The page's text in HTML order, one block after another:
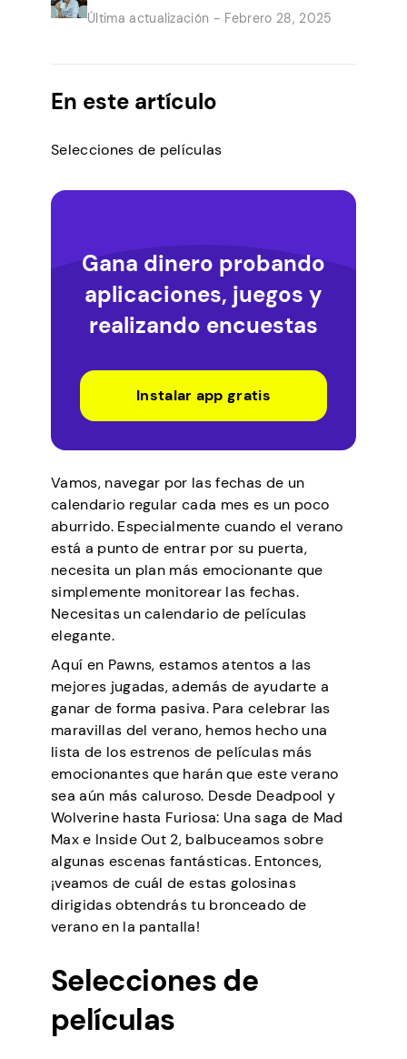
Última actualización - Febrero 28, 2025
En este artículo
Selecciones de películas
Gana dinero probando
aplicaciones, juegos y
realizando encuestas
Instalar app gratis
Vamos, navegar por las fechas de un
calendario regular cada mes es un poco
aburrido. Especialmente cuando el verano
está a punto de entrar por su puerta,
necesita un plan más emocionante que
simplemente monitorear las fechas.
Necesitas un calendario de películas
elegante.
Aquí en Pawns, estamos atentos a las
mejores jugadas, además de ayudarte a
ganar de forma pasiva. Para celebrar las
maravillas del verano, hemos hecho una
lista de los estrenos de películas más
emocionantes que harán que este verano
sea aún más caluroso. Desde Deadpool y
Wolverine hasta Furiosa: Una saga de Mad
Max e Inside Out 2, balbuceamos sobre
algunas escenas fantásticas. Entonces,
¡veamos de cuál de estas golosinas
dirigidas obtendrás tu bronceado de
verano en la pantalla!
Selecciones de
películas